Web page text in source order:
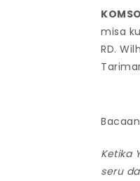
misa
RD.
Ketika
seru